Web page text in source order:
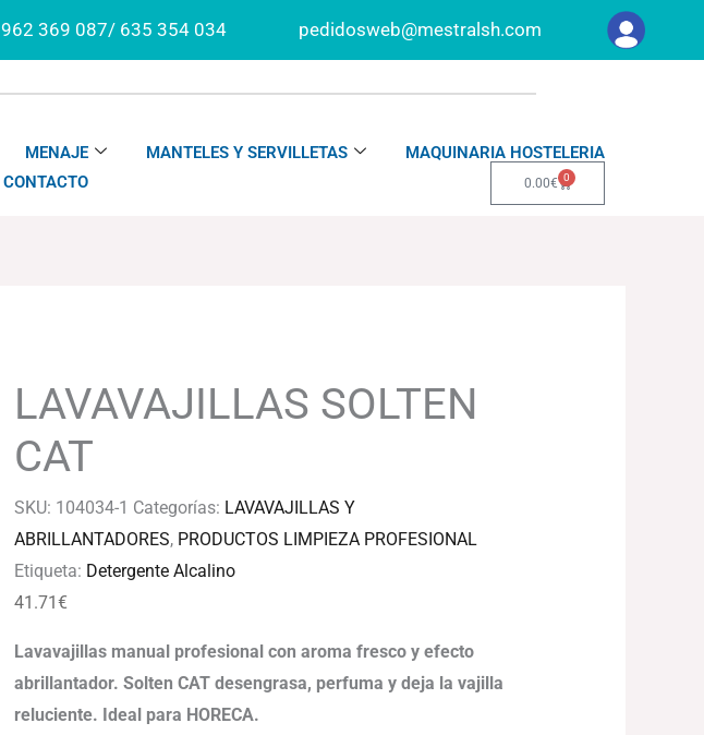
962 369 087/ 635 354 034 pedidosweb@mestralsh.com
MENAJE MANTELES Y SERVILLETAS
MAQUINARIA HOSTELERIA
CONTACTO 0.00€ 0
Carrito
LAVAVAJILLAS SOLTEN
CAT
SKU: 104034-1 Categorías: LAVAVAJILLAS Y
ABRILLANTADORES, PRODUCTOS LIMPIEZA PROFESIONAL
Etiqueta: Detergente Alcalino
41.71€
Lavavajillas manual profesional con aroma fresco y efecto
abrillantador. Solten CAT desengrasa, perfuma y deja la vajilla
reluciente. Ideal para HORECA.
cantidad